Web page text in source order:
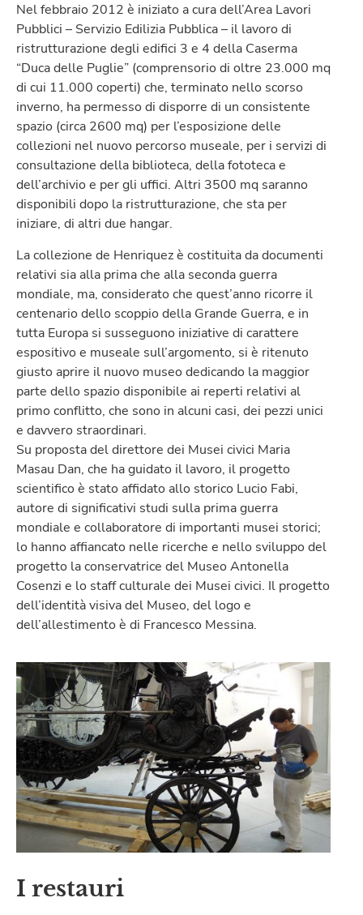
Nel febbraio 2012 è iniziato a cura dell’Area Lavori
Pubblici – Servizio Edilizia Pubblica – il lavoro di
ristrutturazione degli edifici 3 e 4 della Caserma
“Duca delle Puglie” (comprensorio di oltre 23.000 mq
di cui 11.000 coperti) che, terminato nello scorso
inverno, ha permesso di disporre di un consistente
spazio (circa 2600 mq) per l’esposizione delle
collezioni nel nuovo percorso museale, per i servizi di
consultazione della biblioteca, della fototeca e
dell’archivio e per gli uffici. Altri 3500 mq saranno
disponibili dopo la ristrutturazione, che sta per
iniziare, di altri due hangar.
La collezione de Henriquez è costituita da documenti
relativi sia alla prima che alla seconda guerra
mondiale, ma, considerato che quest’anno ricorre il
centenario dello scoppio della Grande Guerra, e in
tutta Europa si susseguono iniziative di carattere
espositivo e museale sull’argomento, si è ritenuto
giusto aprire il nuovo museo dedicando la maggior
parte dello spazio disponibile ai reperti relativi al
primo conflitto, che sono in alcuni casi, dei pezzi unici
e davvero straordinari.
Su proposta del direttore dei Musei civici Maria
Masau Dan, che ha guidato il lavoro, il progetto
scientifico è stato affidato allo storico Lucio Fabi,
autore di significativi studi sulla prima guerra
mondiale e collaboratore di importanti musei storici;
lo hanno affiancato nelle ricerche e nello sviluppo del
progetto la conservatrice del Museo Antonella
Cosenzi e lo staff culturale dei Musei civici. Il progetto
dell’identità visiva del Museo, del logo e
dell’allestimento è di Francesco Messina.
I restauri